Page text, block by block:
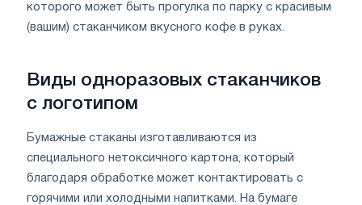
которого может быть прогулка по парку с красивым
(вашим) стаканчиком вкусного кофе в руках.
Виды одноразовых стаканчиков
с логотипом
Бумажные стаканы изготавливаются из
специального нетоксичного картона, который
благодаря обработке может контактировать с
горячими или холодными напитками. На бумаге